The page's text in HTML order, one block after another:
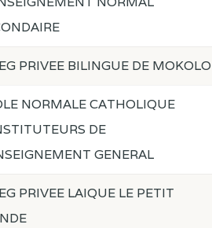
PRIVEE BILINGUE DE MOKOLO
NORMALE CATHOLIQUE
DE
GENERAL
PRIVEE LAIQUE LE PETIT